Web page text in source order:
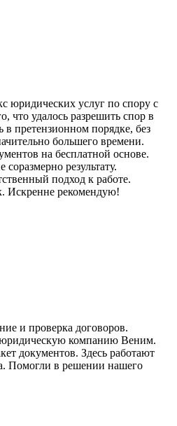
юридических услуг по спору с
что удалось разрешить спор в
в претензионном порядке, без
большего времени.
на бесплатной основе.
результату.
подход к работе.
Искренне рекомендую!
и проверка договоров.
компанию Веним.
документов. Здесь работают
Помогли в решении нашего